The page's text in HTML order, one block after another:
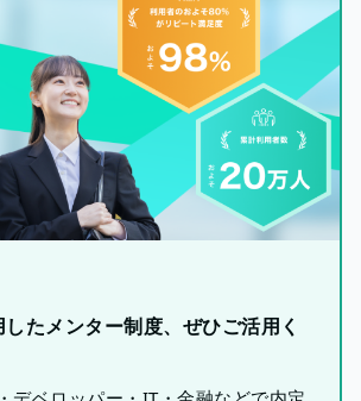
たメンター制度、ぜひご活用く